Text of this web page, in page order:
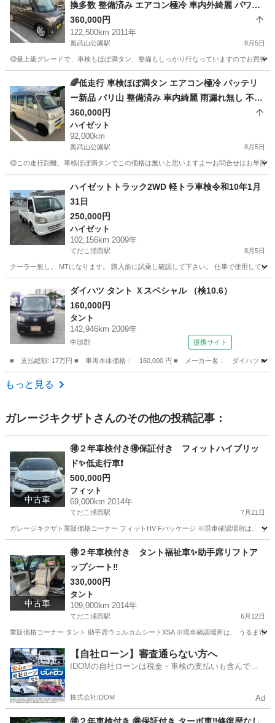
換多数 整備済み エアコン極冷 車内外綺麗 パワー
スライド バリ山 タントカスタム
360,000円
122,500km 2011年
奥武山公園駅 8月5日
🟡最上級グレードで、車検もほぼ満タン、整備もしっかり行なっていますのでお買得
奥武山公園駅 ダイハツ
🌈低走行 車検ほぼ満タン エアコン極冷 バッテリ
ー新品 バリ山 整備済み 車内綺麗 雨漏れ無し 不具
合無し そのまま乗れる車両です
360,000円
ハイゼット
92,000km
奥武山公園駅 8月5日
🟡この走行距離、車検ほぼ満タンでこの価格は無いと思いますよ〜お問合せはお早目
奥武山公園駅 ハイゼット
ハイゼットトラック2WD 軽トラ車検令和10年1月
31日
250,000円
ハイゼット
102,156km 2009年
てだこ浦西駅 8月5日
クーラー無し。 MTになります。 購入前に試乗し確認して下さい。 仕事で使用して
てだこ浦西駅 ハイゼット
ダイハツ タント Ｘスペシャル （検10.6）
160,000円
タント
142,946km 2009年
中頭郡 提携サイト
■ 支払総額: 17万円 ■ 車両本体価格： 160,000 円 ■ メーカー名： ダイハツ
沖縄 中頭郡
もっと見る
ガレージキクザト さんのその他の投稿記事：
中古車
🉐２年車検付き🉐保証付き フィットハイブリッ
ド✨低走行車❗️
500,000円
フィット
69,000km 2014年
てだこ浦西駅 7月21日
ガレージキクザト業販価格コーナー フィットHV Fパッケージ ※現車確認場所は、
てだこ浦西駅 フィット
中古車
🉐２年車検付き タント福祉車✨助手席リフトア
ップシート‼️
330,000円
タント
109,000km 2014年
てだこ浦西駅 6月12日
業販価格コーナー タント 助手席ウェルカムシートXSA ※現車確認場所は、 うるま市
沖縄 うるま市 てだこ浦西駅 タント 車両
【自社ローン】審査通らない方へ
IDOMの自社ローンは税金・車検の支払いも含んでい
株式会社IDOM Ad